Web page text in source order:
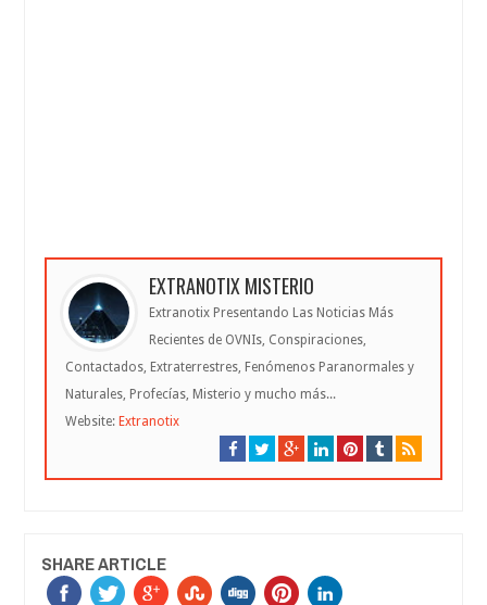
EXTRANOTIX MISTERIO
Extranotix Presentando Las Noticias Más
Recientes de OVNIs, Conspiraciones,
Contactados, Extraterrestres, Fenómenos Paranormales y
Naturales, Profecías, Misterio y mucho más...
Website: Extranotix
SHARE ARTICLE